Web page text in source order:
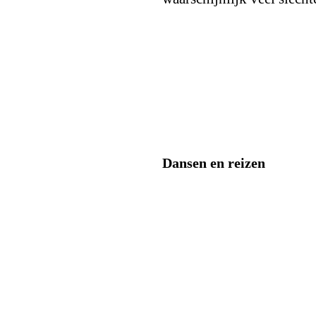
Dansen en reizen